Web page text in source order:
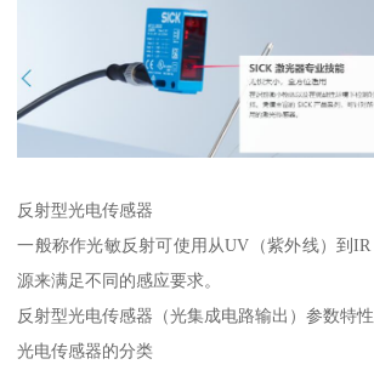
反射型光电传感器
一般称作光敏反射可使用从UV（紫外线）到
源来满足不同的感应要求。
反射型光电传感器（光集成电路输出）参数特性
光电传感器的分类